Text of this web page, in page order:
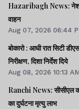
Hazaribagh News:
वाहन
Aug 07, 2026 06:44
बोकारो : आधी रात सिटी
निरीक्षण, दिशा निर्देश दिये
Aug 08, 2026 10:13
Ranchi News: सीसीएल
का दुर्घटना मृत्यु लाभ